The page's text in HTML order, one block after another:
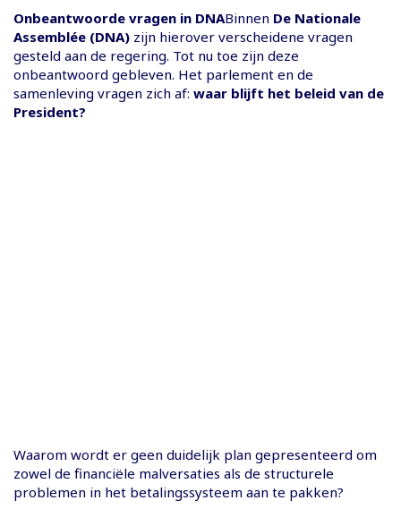
Onbeantwoorde vragen in DNABinnen De Nationale
Assemblée (DNA) zijn hierover verscheidene vragen
gesteld aan de regering. Tot nu toe zijn deze
onbeantwoord gebleven. Het parlement en de
samenleving vragen zich af: waar blijft het beleid van de
President?
Waarom wordt er geen duidelijk plan gepresenteerd om
zowel de financiële malversaties als de structurele
problemen in het betalingssysteem aan te pakken?